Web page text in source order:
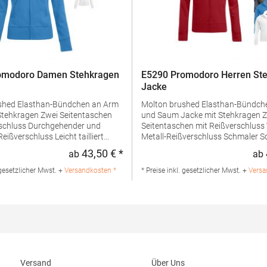
Damen Stehkragen
an Arm
und
Leicht tailliert
100%
zur
Regulärer Preis:
ab 43,50 € *
Mwst. + Versandkosten *
E5290 Promodoro Herren
Jacke
Molton brushed Elasthan-Bündchen an Arm
und Saum Jacke mit Stehkragen Zwei
Seitentaschen mit Reißverschluss Verdeckter
Metall-Reißverschluss Schmaler Schnitt
g/m²Materialzusammensetzung:
BaumwolleAngaben zur
ab
* Preise inkl. gesetzlicher Mwst. +
Versand Über Uns